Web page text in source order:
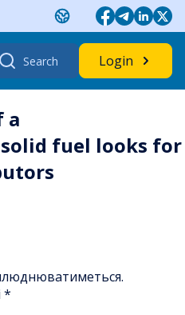
for:
Login
a
fuel looks for
*